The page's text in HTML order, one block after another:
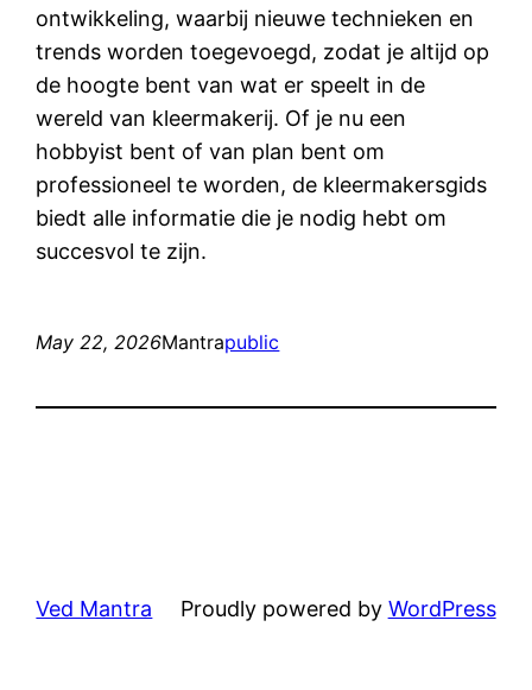
ontwikkeling, waarbij nieuwe technieken en
trends worden toegevoegd, zodat je altijd op
de hoogte bent van wat er speelt in de
wereld van kleermakerij. Of je nu een
hobbyist bent of van plan bent om
professioneel te worden, de kleermakersgids
biedt alle informatie die je nodig hebt om
succesvol te zijn.
May 22, 2026Mantrapublic
Ved Mantra Proudly powered by WordPress